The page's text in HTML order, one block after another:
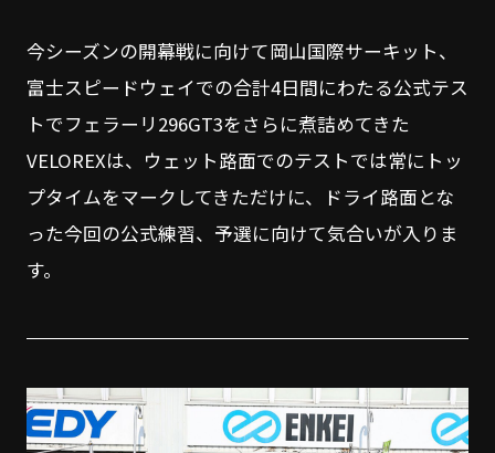
今シーズンの開幕戦に向けて岡山国際サーキット、
富士スピードウェイでの合計4日間にわたる公式テス
トでフェラーリ296GT3をさらに煮詰めてきた
VELOREXは、ウェット路面でのテストでは常にトッ
プタイムをマークしてきただけに、ドライ路面とな
った今回の公式練習、予選に向けて気合いが入りま
す。